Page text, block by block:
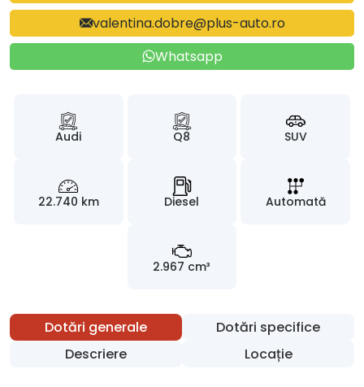
valentina.dobre@plus-auto.ro
Whatsapp
Audi Q8 SUV
22.740 km Diesel Automată
2.967 cm³
Dotări generale
Dotări specifice
Descriere
Locație